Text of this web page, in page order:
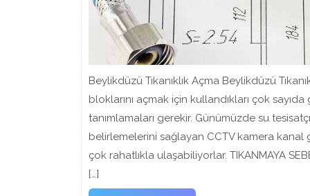
Beylikdüzü Tıkanıklık Açma Beylikdüzü
bloklarını açmak için kullandıkları çok
tanımlamaları gerekir. Günümüzde su
belirlemelerini sağlayan CCTV kamera kanal
çok rahatlıkla ulaşabiliyorlar. TIKANMAYA
[…]